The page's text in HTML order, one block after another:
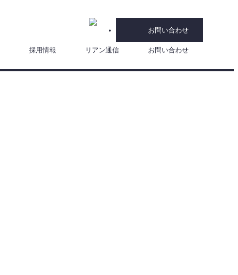
お問い合わせ
採用情報 リアン通信 お問い合わせ